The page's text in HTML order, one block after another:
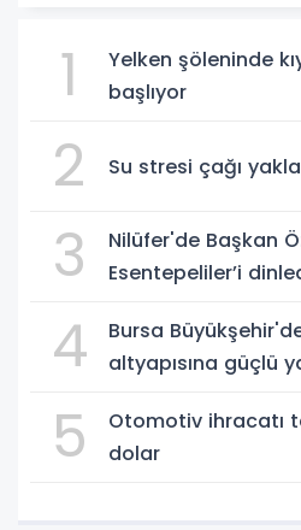
1
Yelken şöleninde
başlıyor
2 Su stresi çağı
3
Nilüfer'de Başkan
Esentepeliler’i
4
Bursa
altyapısına güçlü
5
Otomotiv ihracatı
dolar